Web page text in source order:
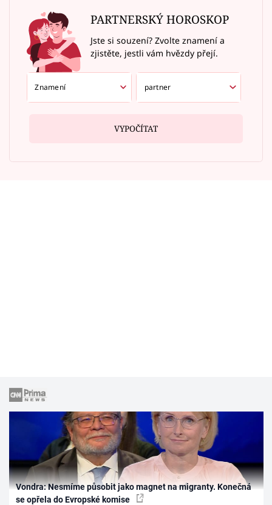
PARTNERSKÝ HOROSKOP
Jste si souzení? Zvolte znamení a
zjistěte, jestli vám hvězdy přejí.
VYPOČÍTAT
Vondra: Nesmíme působit jako magnet na migranty. Konečná
se opřela do Evropské komise